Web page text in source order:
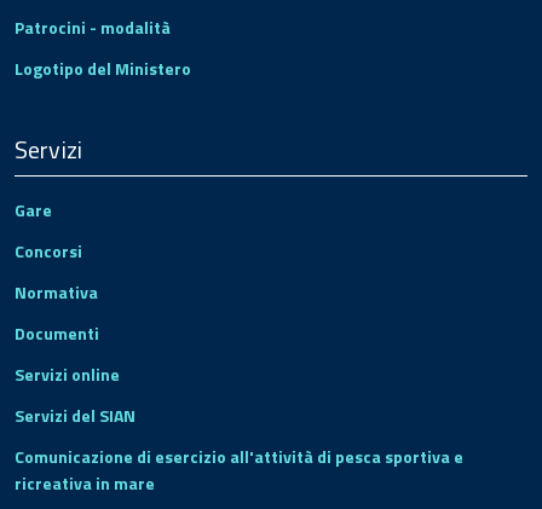
Patrocini - modalità
Logotipo del Ministero
Servizi
Gare
Concorsi
Normativa
Documenti
Servizi online
Servizi del SIAN
Comunicazione di esercizio all'attività di pesca sportiva e
ricreativa in mare